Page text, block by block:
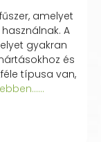
amelyet
A
gyakran
és
típusa van,